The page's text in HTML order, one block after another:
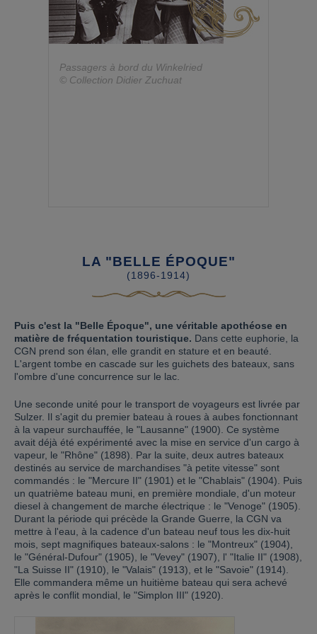
Passagers à bord du Winkelried
© Collection Didier Zuchuat
LA "BELLE ÉPOQUE"
(1896-1914)
Puis c'est la "Belle Époque", une véritable apothéose en
matière de fréquentation touristique. Dans cette euphorie, la
CGN prend son élan, elle grandit en stature et en beauté.
L'argent tombe en cascade sur les guichets des bateaux, sans
l'ombre d'une concurrence sur le lac.
Une seconde unité pour le transport de voyageurs est livrée par
Sulzer. Il s'agit du premier bateau à roues à aubes fonctionnant
à la vapeur surchauffée, le "Lausanne" (1900). Ce système
avait déjà été expérimenté avec la mise en service d'un cargo à
vapeur, le "Rhône" (1898). Par la suite, deux autres bateaux
destinés au service de marchandises "à petite vitesse" sont
commandés : le "Mercure II" (1901) et le "Chablais" (1904). Puis
un quatrième bateau muni, en première mondiale, d'un moteur
diesel à changement de marche électrique : le "Venoge" (1905).
Durant la période qui précède la Grande Guerre, la CGN va
mettre à l'eau, à la cadence d'un bateau neuf tous les dix-huit
mois, sept magnifiques bateaux-salons : le "Montreux" (1904),
le "Général-Dufour" (1905), le "Vevey" (1907), l' "Italie II" (1908),
"La Suisse II" (1910), le "Valais" (1913), et le "Savoie" (1914).
Elle commandera même un huitième bateau qui sera achevé
après le conflit mondial, le "Simplon III" (1920).